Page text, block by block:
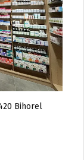
Bihorel